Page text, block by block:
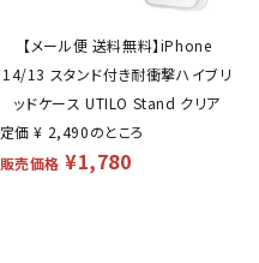
【メール便 送料無料】iPhone
14/13 スタンド付き耐衝撃ハイブリ
ッドケース UTILO Stand クリア
定価 ¥ 2,490のところ
販売価格 ¥1,780